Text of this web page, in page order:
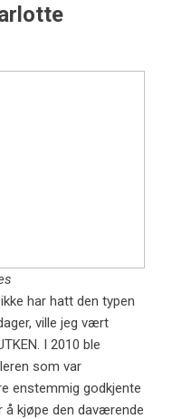
har hatt den typen
ville jeg vært
I 2010 ble
som var
enstemmig godkjente
å kjøpe den daværende